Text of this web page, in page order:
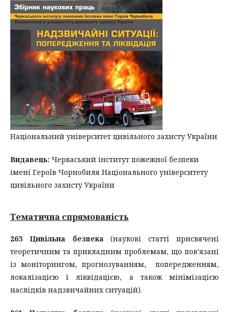
Національний університет цивільного захисту України
Видавець: Черкаський інститут пожежної безпеки
імені Героїв Чорнобиля Національного університету
цивільного захисту України
Тематична спрямованість
263 Цивільна безпека (наукові статті присвячені
теоретичним та прикладним проблемам, що пов’язані
із моніторингом, прогнозуванням, попередженням,
локалізацією і ліквідацією, а також мінімізацією
наслідків надзвичайних ситуацій).